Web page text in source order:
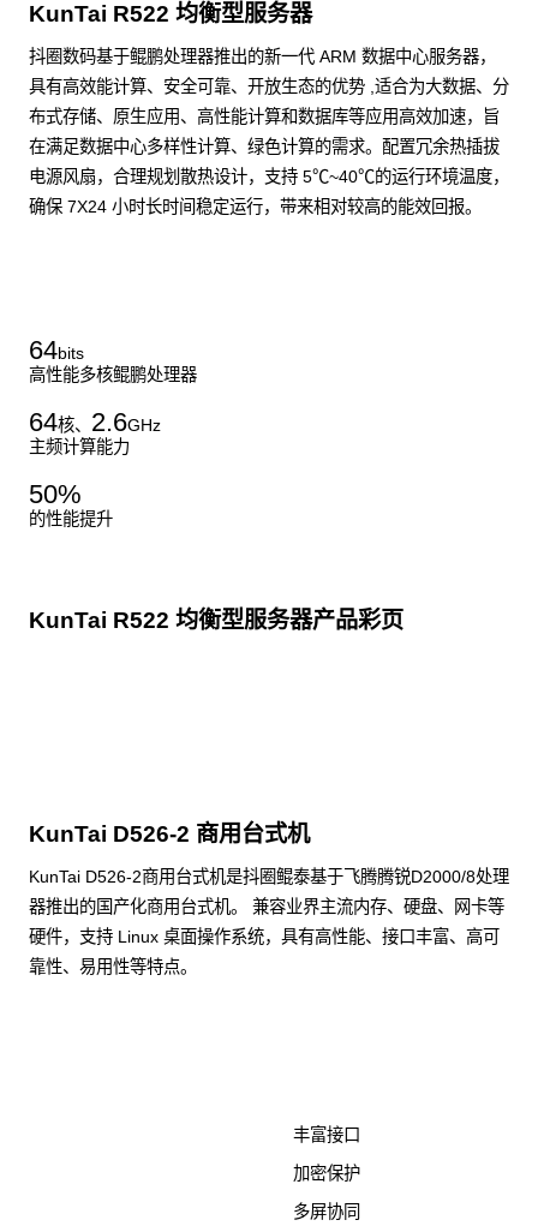
KunTai R522 均衡型服务器
抖圈数码基于鲲鹏处理器推出的新一代 ARM 数据中心服务器，
具有高效能计算、安全可靠、开放生态的优势 ,适合为大数据、分
布式存储、原生应用、高性能计算和数据库等应用高效加速，旨
在满足数据中心多样性计算、绿色计算的需求。配置冗余热插拔
电源风扇，合理规划散热设计，支持 5℃~40℃的运行环境温度，
确保 7X24 小时长时间稳定运行，带来相对较高的能效回报。
64bits
高性能多核鲲鹏处理器
64核、 2.6GHz
主频计算能力
50%
的性能提升
KunTai R522 均衡型服务器产品彩页
KunTai D526-2 商用台式机
KunTai D526-2商用台式机是抖圈鲲泰基于飞腾腾锐D2000/8处理
器推出的国产化商用台式机。 兼容业界主流内存、硬盘、网卡等
硬件，支持 Linux 桌面操作系统，具有高性能、接口丰富、高可
靠性、易用性等特点。
丰富接口
加密保护
多屏协同